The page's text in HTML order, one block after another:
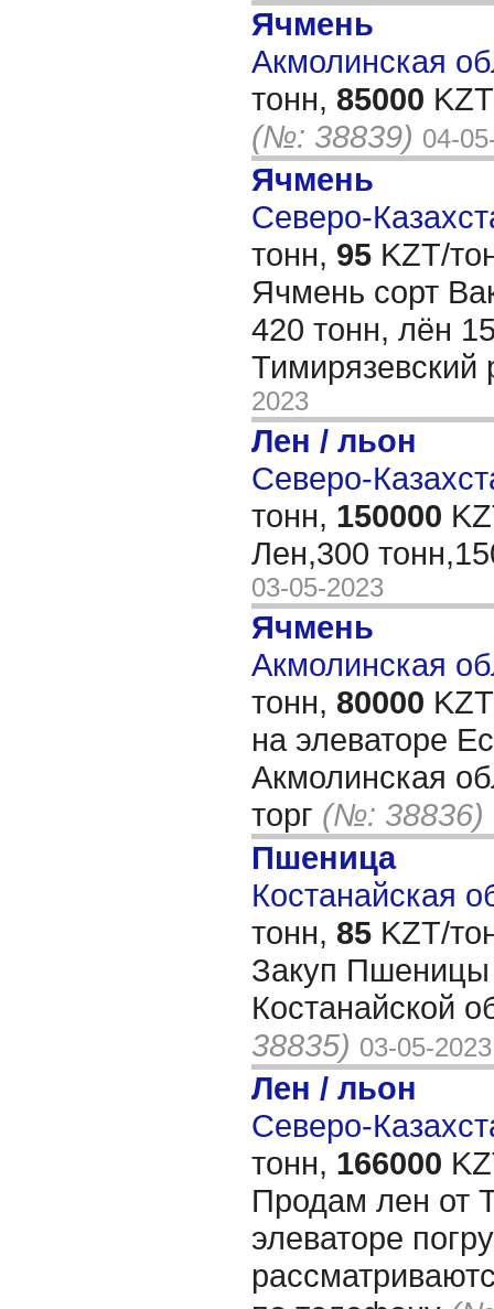
Ячмень
Акмолинская
тонн, 85000
(№: 38839) 04-
Ячмень
Северо-
тонн, 95 KZT/
Ячмень сорт
420 тонн, лён
Тимирязевский
2023
Лен / льон
Северо-
тонн, 150000
Лен,300
03-05-2023
Ячмень
Акмолинская
тонн, 80000
на элеваторе
Акмолинская
торг (№: 38836)
Пшеница
Костанайская
тонн, 85 KZT/
Закуп Пшеницы
Костанайской
38835) 03-05-2023
Лен / льон
Северо-
тонн, 166000
Продам лен
элеваторе